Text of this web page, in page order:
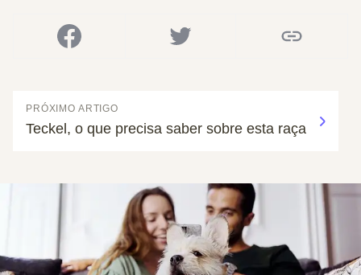
PRÓXIMO ARTIGO
Teckel, o que precisa saber sobre esta raça